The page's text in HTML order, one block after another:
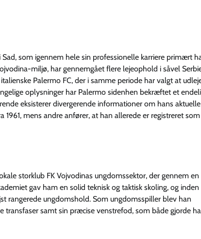
som igennem hele sin professionelle karriere primært
miljø, har gennemgået flere lejeophold i såvel
Palermo FC, der i samme periode har valgt at
oplysninger har Palermo sidenhen bekræftet et
eksisterer divergerende informationer om hans aktuelle
mens andre anfører, at han allerede er registreret
storklub FK Vojvodinas ungdomssektor, der gennem en
gav ham en solid teknisk og taktisk skoling, og inden
rangerede ungdomshold. Som ungdomsspiller blev han
samt sin præcise venstrefod, som både gjorde